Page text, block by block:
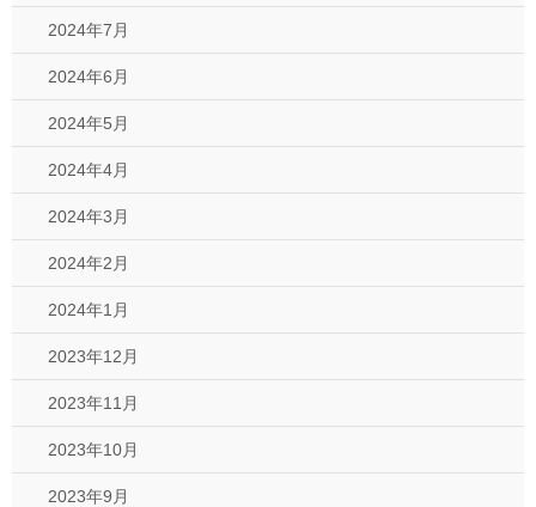
2024年7月
2024年6月
2024年5月
2024年4月
2024年3月
2024年2月
2024年1月
2023年12月
2023年11月
2023年10月
2023年9月